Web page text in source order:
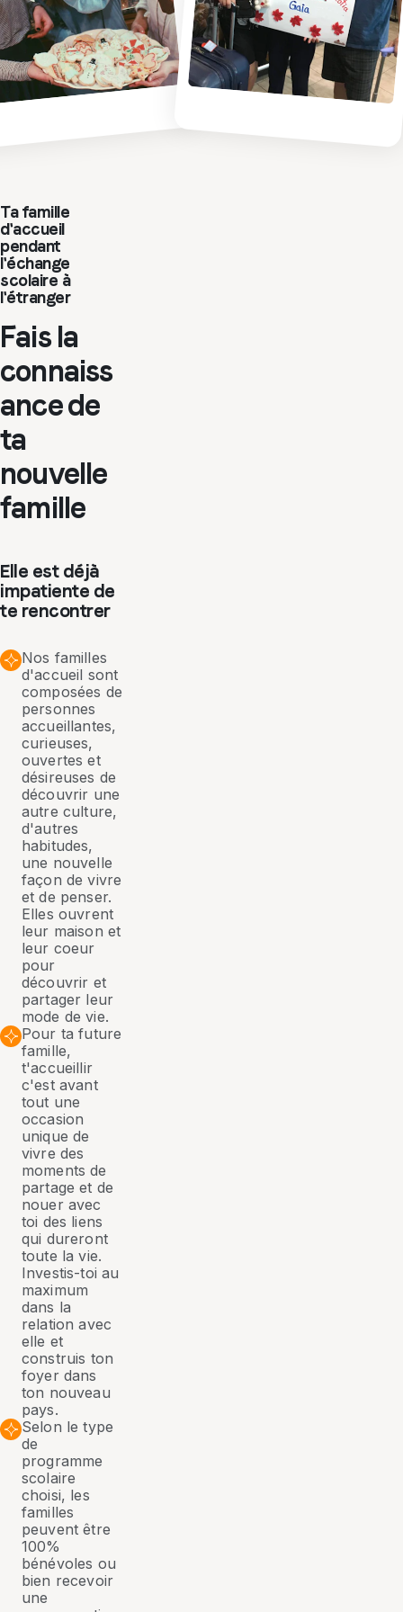
Ta famille
d'accueil
pendant
l'échange
scolaire à
l'étranger
Fais la
connaiss
ance de
ta
nouvelle
famille
Elle est déjà
impatiente de
te rencontrer
Nos familles
d'accueil sont
composées de
personnes
accueillantes,
curieuses,
ouvertes et
désireuses de
découvrir une
autre culture,
d'autres
habitudes,
une nouvelle
façon de vivre
et de penser.
Elles ouvrent
leur maison et
leur coeur
pour
découvrir et
partager leur
mode de vie.
Pour ta future
famille,
t'accueillir
c'est avant
tout une
occasion
unique de
vivre des
moments de
partage et de
nouer avec
toi des liens
qui dureront
toute la vie.
Investis-toi au
maximum
dans la
relation avec
elle et
construis ton
foyer dans
ton nouveau
pays.
Selon le type
de
programme
scolaire
choisi, les
familles
peuvent être
100%
bénévoles ou
bien recevoir
une